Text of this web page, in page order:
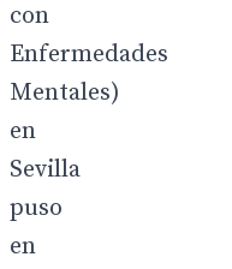
con
Enfermedades
Mentales)
en
Sevilla
puso
en